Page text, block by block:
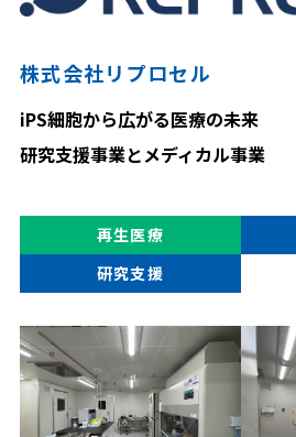
株式会社リプロセル
iPS細胞から広がる医療の未来
研究支援事業とメディカル事業
再生医療
研究支援